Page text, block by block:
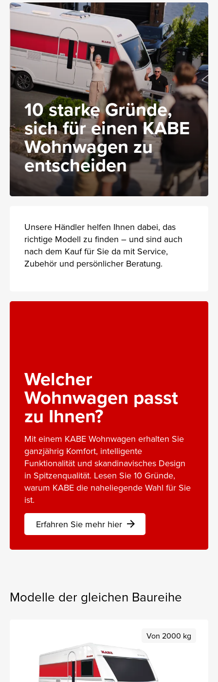
10 starke Gründe,
sich für einen KABE
Wohnwagen zu
entscheiden
Unsere Händler helfen Ihnen dabei, das
richtige Modell zu finden – und sind auch
nach dem Kauf für Sie da mit Service,
Zubehör und persönlicher Beratung.
Welcher
Wohnwagen passt
zu Ihnen?
Mit einem KABE Wohnwagen erhalten Sie
ganzjährig Komfort, intelligente
Funktionalität und skandinavisches Design
in Spitzenqualität. Lesen Sie 10 Gründe,
warum KABE die naheliegende Wahl für Sie
ist.
Erfahren Sie mehr hier arrow_forward
Modelle der gleichen Baureihe
Von 2000 kg